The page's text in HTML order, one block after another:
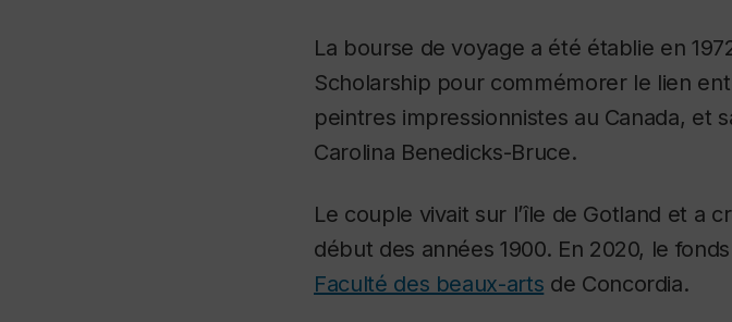
La bourse de voyage a été établie en
Scholarship pour commémorer le lien
peintres impressionnistes au Canada, et
Carolina Benedicks-Bruce.
Le couple vivait sur l’île de Gotland et a
début des années 1900. En 2020, le
Faculté des beaux-arts de Concordia.